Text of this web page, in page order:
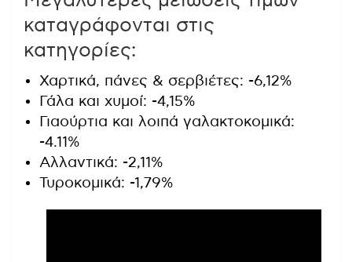
καταγράφονται στις
κατηγορίες:
Χαρτικά, πάνες & σερβιέτες: -6,12%
Γάλα και χυμοί: -4,15%
Γιαούρτια και λοιπά γαλακτοκομικά:
-4.11%
Αλλαντικά: -2,11%
Τυροκομικά: -1,79%